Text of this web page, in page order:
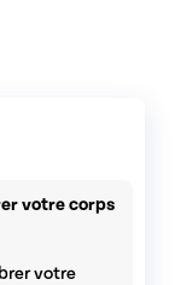
votre corps
votre